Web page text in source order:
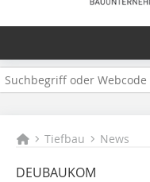
Tiefbau News
DEUBAUKOM